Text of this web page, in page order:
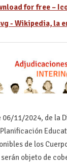
06/11/2024, de la
de los
objeto de